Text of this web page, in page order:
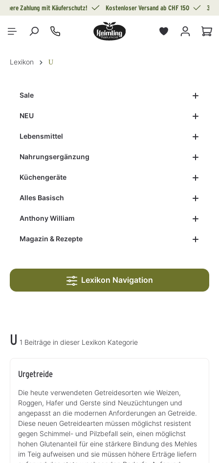
springen
Sichere Zahlung mit Käuferschutz! Kostenloser Versand ab CHF 150 30
Lexikon U
Sale
NEU
Lebensmittel
Nahrungsergänzung
Küchengeräte
Alles Basisch
Anthony William
Magazin & Rezepte
Lexikon Navigation
U 1 Beiträge in dieser Lexikon Kategorie
Urgetreide
Die heute verwendeten Getreidesorten wie Weizen,
Roggen, Hafer und Gerste sind Neuzüchtungen und
angepasst an die modernen Anforderungen an Getreide.
Diese neuen Getreidearten müssen möglichst resistent
gegen Schimmel- und Pilzbefall sein, einen möglichst
hohen Glutenanteil für eine stärkere Bindung des Mehles
im Teig aufweisen und sie müssen höhere Erträge liefern